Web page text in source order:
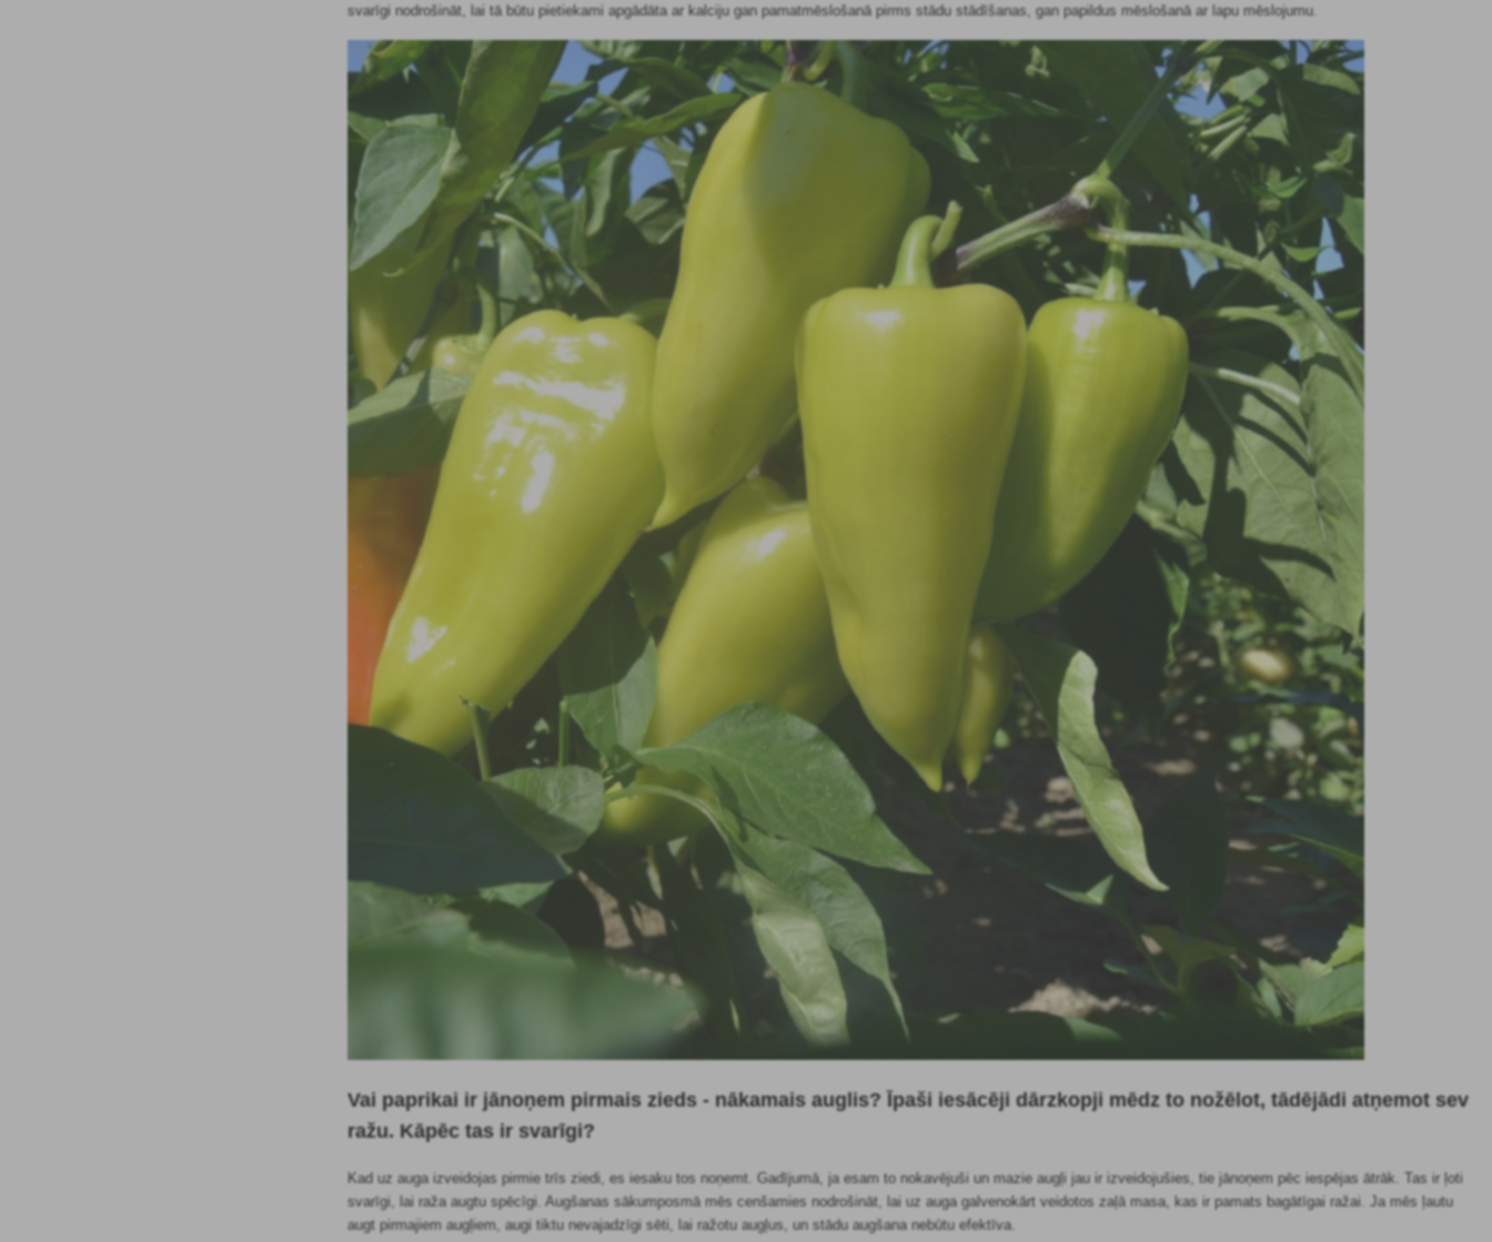
svarīgi nodrošināt, lai tā būtu pietiekami apgādāta ar kalciju gan pamatmēslošanā pirms stādu stādīšanas, gan papildus mēslošanā ar lapu mēslojumu.
Vai paprikai ir jānoņem pirmais zieds - nākamais auglis? Īpaši iesācēji dārzkopji mēdz to nožēlot, tādējādi atņemot sev
ražu. Kāpēc tas ir svarīgi?
Kad uz auga izveidojas pirmie trīs ziedi, es iesaku tos noņemt. Gadījumā, ja esam to nokavējuši un mazie augļi jau ir izveidojušies, tie jānoņem pēc iespējas ātrāk. Tas ir ļoti
svarīgi, lai raža augtu spēcīgi. Augšanas sākumposmā mēs cenšamies nodrošināt, lai uz auga galvenokārt veidotos zaļā masa, kas ir pamats bagātīgai ražai. Ja mēs ļautu
augt pirmajiem augļiem, augi tiktu nevajadzīgi sēti, lai ražotu augļus, un stādu augšana nebūtu efektīva.